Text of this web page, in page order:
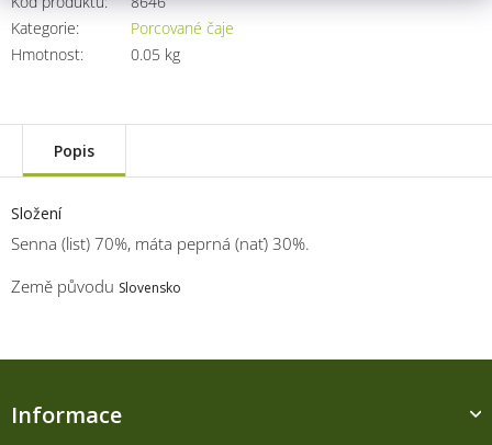
Kategorie:
Porcované čaje
Hmotnost: 0.05 kg
Popis
Složení
Senna (list) 70%, máta peprná (nať) 30%.
Země původu Slovensko
Informace